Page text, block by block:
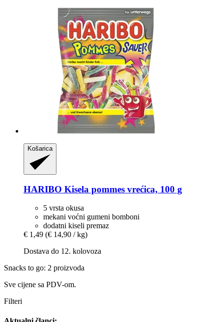
Košarica
HARIBO Kisela pommes vrećica, 100 g
5 vrsta okusa
mekani voćni gumeni bomboni
dodatni kiseli premaz
€ 1,49 (€ 14,90 / kg)
Dostava do 12. kolovoza
Snacks to go: 2 proizvoda
Sve cijene sa PDV-om.
Filteri